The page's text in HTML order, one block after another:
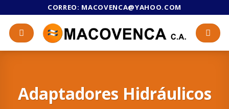
content
CORREO: MACOVENCA@YAHOO.COM
Adaptadores Hidráulicos